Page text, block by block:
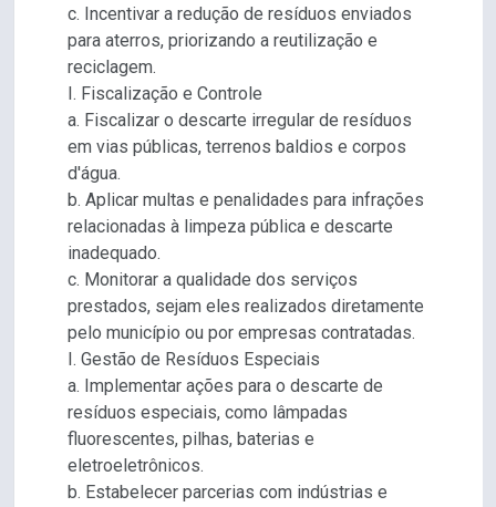
c. Incentivar a redução de resíduos enviados
para aterros, priorizando a reutilização e
reciclagem.
I. Fiscalização e Controle
a. Fiscalizar o descarte irregular de resíduos
em vias públicas, terrenos baldios e corpos
d'água.
b. Aplicar multas e penalidades para infrações
relacionadas à limpeza pública e descarte
inadequado.
c. Monitorar a qualidade dos serviços
prestados, sejam eles realizados diretamente
pelo município ou por empresas contratadas.
I. Gestão de Resíduos Especiais
a. Implementar ações para o descarte de
resíduos especiais, como lâmpadas
fluorescentes, pilhas, baterias e
eletroeletrônicos.
b. Estabelecer parcerias com indústrias e